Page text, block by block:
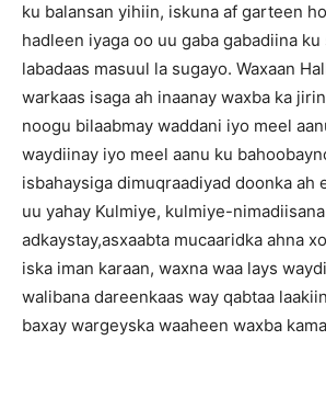
ku balansan yihiin, iskuna af garteen
hadleen iyaga oo uu gaba gabadiina
labadaas masuul la sugayo. Waxaan
warkaas isaga ah inaanay waxba ka
noogu bilaabmay waddani iyo meel
waydiinay iyo meel aanu ku
isbahaysiga dimuqraadiyad doonka ah
uu yahay Kulmiye, kulmiye-
adkaystay,asxaabta mucaaridka ahna
iska iman karaan, waxna waa lays
walibana dareenkaas way qabtaa
baxay wargeyska waaheen waxba